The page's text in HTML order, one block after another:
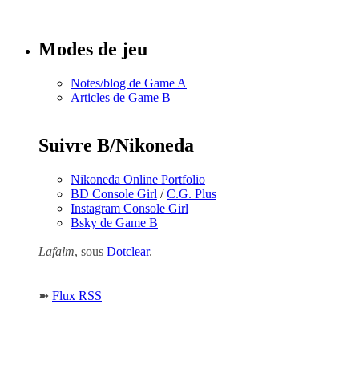
Modes de jeu
Notes/blog de Game A
Articles de Game B
Suivre B/Nikoneda
Nikoneda Online Portfolio
BD Console Girl /C.G. Plus
Instagram Console Girl
Bsky de Game B
Lafalm, sous Dotclear.
➽ Flux RSS